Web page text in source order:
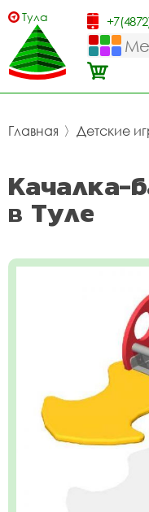
Тула
Главная 〉 Детские
Качалка-
в Туле